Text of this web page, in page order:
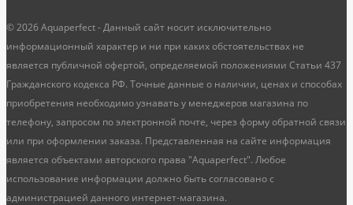
© 2026 Aquaperfect - Данный сайт носит исключительно
информационный характер и ни при каких обстоятельствах не
является публичной офертой, определяемой положениями Статьи 437
Гражданского кодекса РФ. Точные данные о наличии, ценах и способах
приобретения необходимо узнавать у менеджеров магазина по
телефону, запросом по электронной почте, через форму обратной связи
или при оформлении заказа. Представленная на сайте информация
является объектами авторского права "Aquaperfect". Любое
использование информации должно быть согласовано с
администрацией данного интернет-магазина.